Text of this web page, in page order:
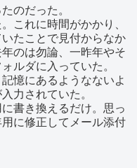
のだった。
これに時間がかかり、
たことで見付からなか
のは勿論、一昨年やそ
ルダに入っていた。
憶にあるようなないよ
力されていた。
書き換えるだけ。思っ
に修正してメール添付